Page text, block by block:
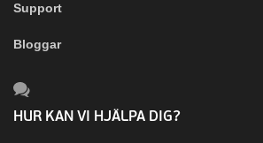
Support
Bloggar
HUR KAN VI HJÄLPA DIG?